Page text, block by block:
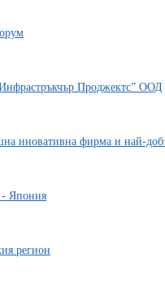
Проджектс” ООД
иновативна фирма и най-
- Япония
регион